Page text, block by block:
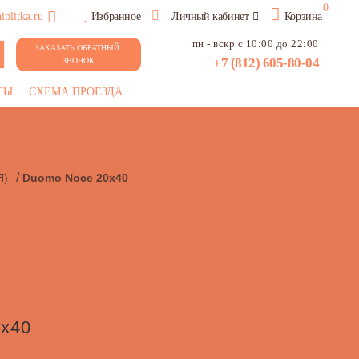
Избранное Личный кабинет Корзина
0
ЗАКАЗАТЬ ОБРАТНЫЙ
ЗВОНОК
пн - вскр с 10:00 до 22:00
+7 (812) 605-80-04
СХЕМА ПРОЕЗДА
/ Duomo Noce 20x40